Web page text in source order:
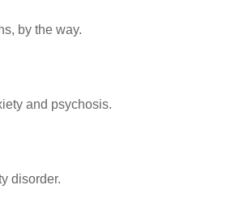
by the way.
and psychosis.
disorder.